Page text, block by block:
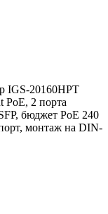
IGS-20160HPT
PoE, 2 порта
бюджет PoE 240
монтаж на DIN-